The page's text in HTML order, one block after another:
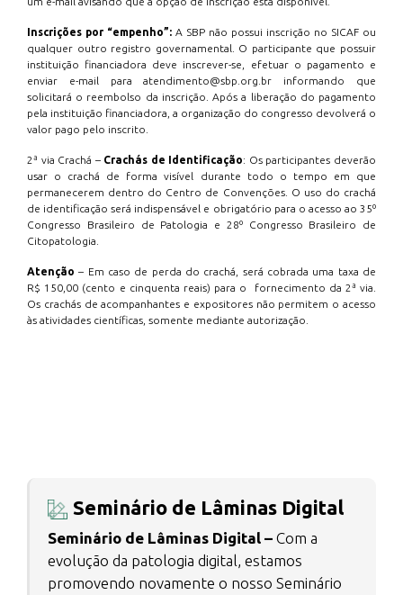
Inscrições por “empenho”: A SBP não possui inscrição no SICAF ou
qualquer outro registro governamental. O participante que possuir
instituição financiadora deve inscrever-se, efetuar o pagamento e
enviar e-mail para atendimento@sbp.org.br informando que
solicitará o reembolso da inscrição. Após a liberação do pagamento
pela instituição financiadora, a organização do congresso devolverá o
valor pago pelo inscrito.
2ª via Crachá – Crachás de Identificação: Os participantes deverão
usar o crachá de forma visível durante todo o tempo em que
permanecerem dentro do Centro de Convenções. O uso do crachá
de identificação será indispensável e obrigatório para o acesso ao 35º
Congresso Brasileiro de Patologia e 28º Congresso Brasileiro de
Citopatologia.
Atenção – Em caso de perda do crachá, será cobrada uma taxa de
R$ 150,00 (cento e cinquenta reais) para o fornecimento da 2ª via.
Os crachás de acompanhantes e expositores não permitem o acesso
às atividades científicas, somente mediante autorização.
Seminário de Lâminas Digital
Seminário de Lâminas Digital – Com a
evolução da patologia digital, estamos
promovendo novamente o nosso Seminário